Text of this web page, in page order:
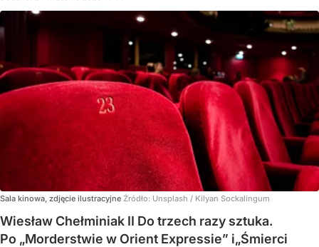
Sala kinowa, zdjęcie ilustracyjne Źródło: Unsplash / Kilyan Sockalingum
Wiesław Chełminiak II Do trzech razy sztuka.
Po „Morderstwie w Orient Expressie” i„Śmierci